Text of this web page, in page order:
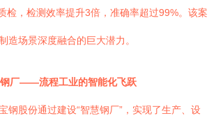
检，检测效率提升3倍，准确率超过99%。该案
造场景深度融合的巨大潜力。
厂——流程工业的智能化飞跃
钢股份通过建设“智慧钢厂”，实现了生产、设